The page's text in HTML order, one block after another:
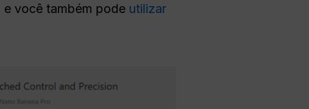
e você também pode utilizar